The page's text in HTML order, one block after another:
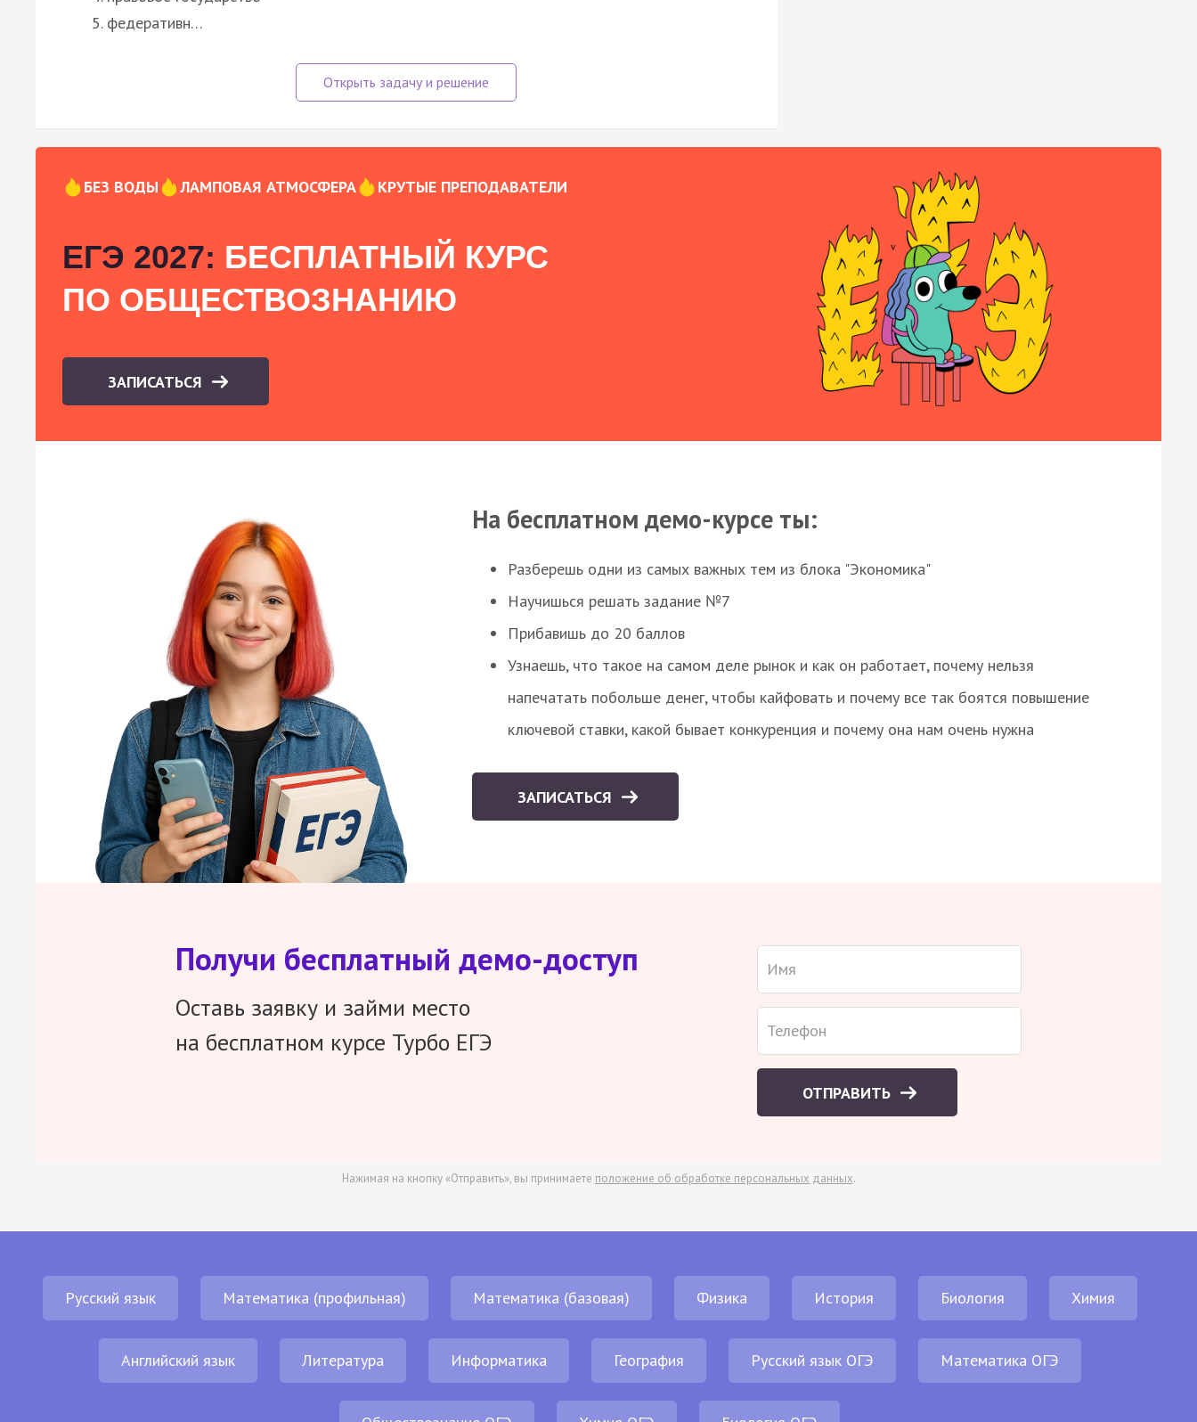
федеративн…
БЕЗ ВОДЫ ЛАМПОВАЯ АТМОСФЕРА КРУТЫЕ ПРЕПОДАВАТЕЛИ
ЕГЭ 2027: БЕСПЛАТНЫЙ КУРС
ПО ОБЩЕСТВОЗНАНИЮ
ЗАПИСАТЬСЯ
На бесплатном демо-курсе ты:
Разберешь одни из самых важных тем из блока "Экономика"
Научишься решать задание №7
Прибавишь до 20 баллов
Узнаешь, что такое на самом деле рынок и как он работает, почему нельзя
напечатать побольше денег, чтобы кайфовать и почему все так боятся повышение
ключевой ставки, какой бывает конкуренция и почему она нам очень нужна
ЗАПИСАТЬСЯ
Получи бесплатный демо-доступ
Оставь заявку и займи место
на бесплатном курсе Турбо ЕГЭ
ОТПРАВИТЬ
Нажимая на кнопку «Отправить», вы принимаете положение об обработке персональных данных.
Русский язык Математика (профильная) Математика (базовая) Физика История Биология Химия
Английский язык Литература Информатика География Русский язык ОГЭ Математика ОГЭ